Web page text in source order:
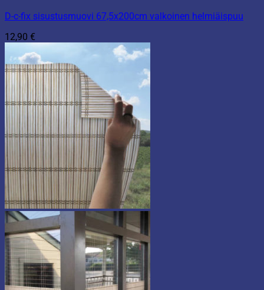
D-c-fix sisustusmuovi 67,5x200cm valkoinen helmiäispuu
12,90 €